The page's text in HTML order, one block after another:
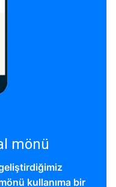
mönü
kullanıma bir